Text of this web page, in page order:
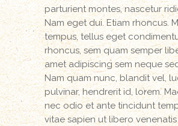
parturient montes, nascetur
Nam eget dui. Etiam rhoncus.
tempus, tellus eget
rhoncus, sem quam semper
amet adipiscing sem neque
Nam quam nunc, blandit vel,
pulvinar, hendrerit id, lorem.
nec odio et ante tincidunt
vitae sapien ut libero